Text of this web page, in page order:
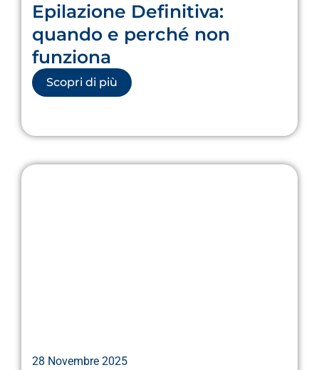
Epilazione Definitiva:
quando e perché non
funziona
Scopri di più
28 Novembre 2025